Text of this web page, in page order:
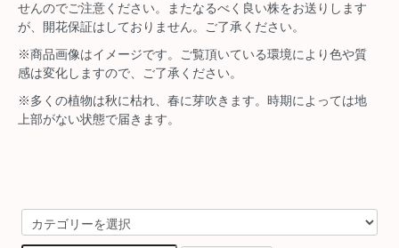
せんのでご注意ください。またなるべく良い株をお送りします
が、開花保証はしておりません。ご了承ください。
※商品画像はイメージです。ご覧頂いている環境により色や質
感は変化しますので、ご了承ください。
※多くの植物は秋に枯れ、春に芽吹きます。時期によっては地
上部がない状態で届きます。